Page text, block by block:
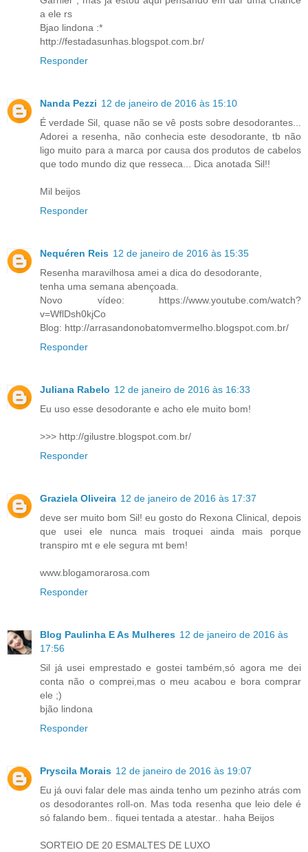
a ele rs
Bjao lindona :*
http://festadasunhas.blogspot.com.br/
Responder
Nanda Pezzi 12 de janeiro de 2016 às 15:10
É verdade Sil, quase não se vê posts sobre desodorantes...
Adorei a resenha, não conhecia este desodorante, tb não
ligo muito para a marca por causa dos produtos de cabelos
que todo mundo diz que resseca... Dica anotada Sil!!
Mil beijos
Responder
Nequéren Reis 12 de janeiro de 2016 às 15:35
Resenha maravilhosa amei a dica do desodorante,
tenha uma semana abençoada.
Novo vídeo: https://www.youtube.com/watch?
v=WflDsh0kjCo
Blog: http://arrasandonobatomvermelho.blogspot.com.br/
Responder
Juliana Rabelo 12 de janeiro de 2016 às 16:33
Eu uso esse desodorante e acho ele muito bom!
>>> http://gilustre.blogspot.com.br/
Responder
Graziela Oliveira 12 de janeiro de 2016 às 17:37
deve ser muito bom Sil! eu gosto do Rexona Clinical, depois
que usei ele nunca mais troquei ainda mais porque
transpiro mt e ele segura mt bem!
www.blogamorarosa.com
Responder
Blog Paulinha E As Mulheres 12 de janeiro de 2016 às
17:56
Sil já usei emprestado e gostei também,só agora me dei
conta não o comprei,mas o meu acabou e bora comprar
ele ;)
bjão lindona
Responder
Pryscila Morais 12 de janeiro de 2016 às 19:07
Eu já ouvi falar dele mas ainda tenho um pezinho atrás com
os desodorantes roll-on. Mas toda resenha que leio dele é
só falando bem.. fiquei tentada a atestar.. haha Beijos
SORTEIO DE 20 ESMALTES DE LUXO